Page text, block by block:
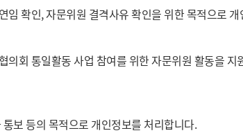
확인, 자문위원 결격사유 확인을 위한 목적으로
회 통일활동 사업 참여를 위한 자문위원 활동을
보 등의 목적으로 개인정보를 처리합니다.